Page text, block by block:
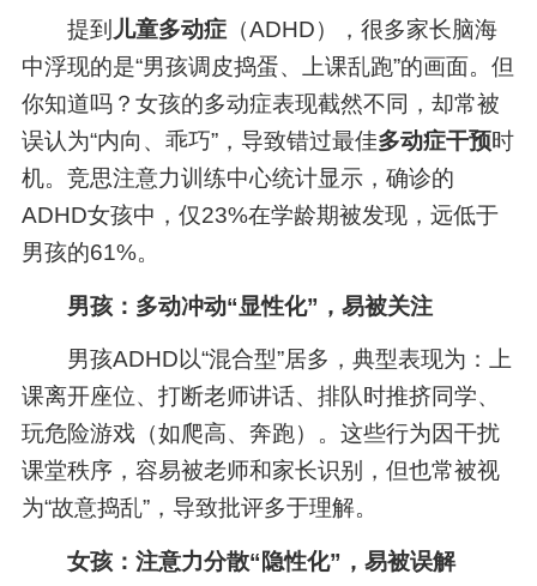
训练中心统计显示，确诊的ADHD女孩中，仅23%在
学龄期被发现，远低于男孩的61%。
提到 儿童多动症（ADHD），很多家长脑海
中浮现的是“男孩调皮捣蛋、上课乱跑”的画面。但
你知道吗？女孩的多动症表现截然不同，却常被
误认为“内向、乖巧”，导致错过最佳多动症干预时
机。竞思注意力训练中心统计显示，确诊的
ADHD女孩中，仅23%在学龄期被发现，远低于
男孩的61%。
男孩：多动冲动“显性化”，易被关注
男孩ADHD以“混合型”居多，典型表现为：上
课离开座位、打断老师讲话、排队时推挤同学、
玩危险游戏（如爬高、奔跑）。这些行为因干扰
课堂秩序，容易被老师和家长识别，但也常被视
为“故意捣乱”，导致批评多于理解。
女孩：注意力分散“隐性化”，易被误解